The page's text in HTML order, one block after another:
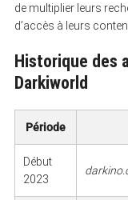
de multiplier leurs
d’accès à leurs
Historique des
Darkiworld
Période
Début
2023